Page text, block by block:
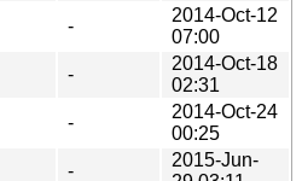
-
2014-Oct-12
07:00
-
2014-Oct-18
02:31
-
2014-Oct-24
00:25
-
2015-Jun-